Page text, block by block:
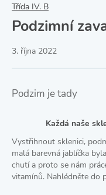
Třída IV. B
Podzimní
3. října 2022
Podzim je tady
Každá naše
Vystřihnout sklenici,
malá barevná jablíčka
chutí a proto se nám
vitamínů. Nahlédněte do